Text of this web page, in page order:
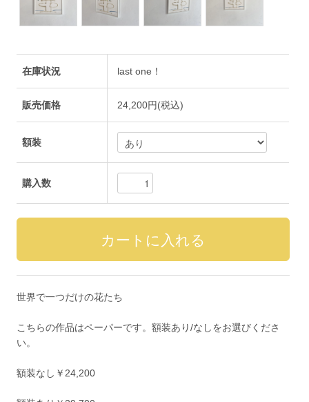
在庫状況 last one！
販売価格 24,200円(税込)
額装
購入数
世界で一つだけの花たち
こちらの作品はペーパーです。額装あり/なしをお選びくださ
い。
額装なし￥24,200